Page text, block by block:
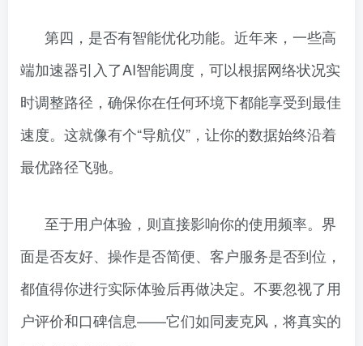
第四，是否有智能优化功能。近年来，一些高
端加速器引入了AI智能调度，可以根据网络状况实
时调整路径，确保你在任何环境下都能享受到最佳
速度。这就像有个“导航仪”，让你的数据始终沿着
最优路径飞驰。
至于用户体验，则直接影响你的使用频率。界
面是否友好、操作是否简便、客户服务是否到位，
都值得你进行实际体验后再做决定。不要忽视了用
户评价和口碑信息——它们如同麦克风，将真实的